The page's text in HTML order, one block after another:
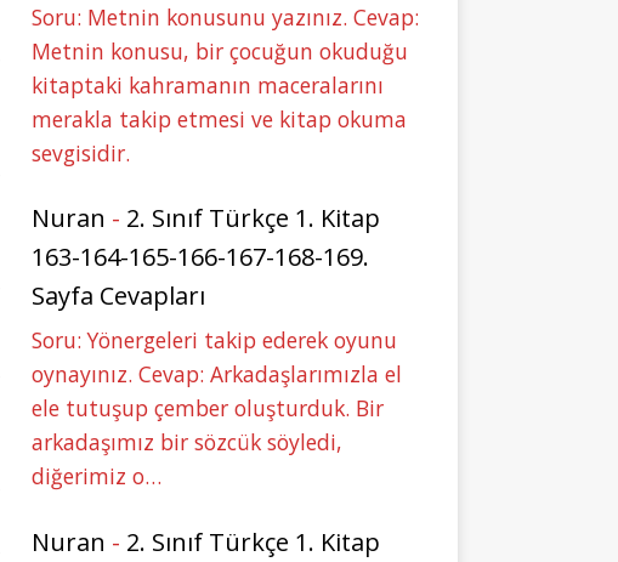
Soru: Metnin konusunu yazınız. Cevap:
Metnin konusu, bir çocuğun okuduğu
kitaptaki kahramanın maceralarını
merakla takip etmesi ve kitap okuma
sevgisidir.
Nuran - 2. Sınıf Türkçe 1. Kitap
163-164-165-166-167-168-169.
Sayfa Cevapları
Soru: Yönergeleri takip ederek oyunu
oynayınız. Cevap: Arkadaşlarımızla el
ele tutuşup çember oluşturduk. Bir
arkadaşımız bir sözcük söyledi,
diğerimiz o…
Nuran - 2. Sınıf Türkçe 1. Kitap